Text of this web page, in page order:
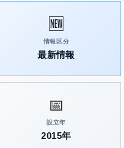
🆕
情報区分
最新情報
📅
設立年
2015年